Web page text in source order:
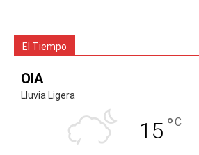
El Tiempo
OIA
Lluvia Ligera
15 °C